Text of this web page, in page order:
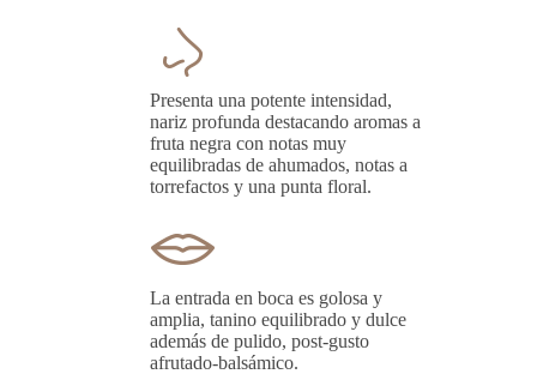
Presenta una potente intensidad,
nariz profunda destacando aromas a
fruta negra con notas muy
equilibradas de ahumados, notas a
torrefactos y una punta floral.
La entrada en boca es golosa y
amplia, tanino equilibrado y dulce
además de pulido, post-gusto
afrutado-balsámico.